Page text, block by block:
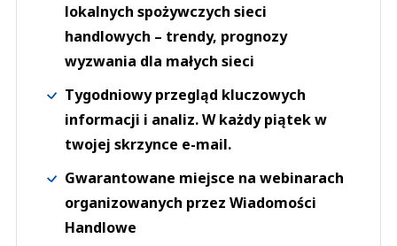
lokalnych spożywczych sieci
handlowych – trendy, prognozy
wyzwania dla małych sieci
Tygodniowy przegląd kluczowych
informacji i analiz. W każdy piątek w
twojej skrzynce e-mail.
Gwarantowane miejsce na webinarach
organizowanych przez Wiadomości
Handlowe